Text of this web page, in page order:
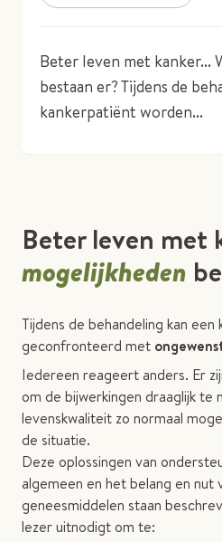
Beter leven met kanker...
bestaan er? Tijdens de
kankerpatiënt worden...
Beter leven met
mogelijkheden
Tijdens de behandeling kan
geconfronteerd met
Iedereen reageert anders. Er
om de bijwerkingen draaglijk te
levenskwaliteit zo normaal
de situatie.
Deze oplossingen van
algemeen en het belang en nut
geneesmiddelen staan
lezer uitnodigt om te: